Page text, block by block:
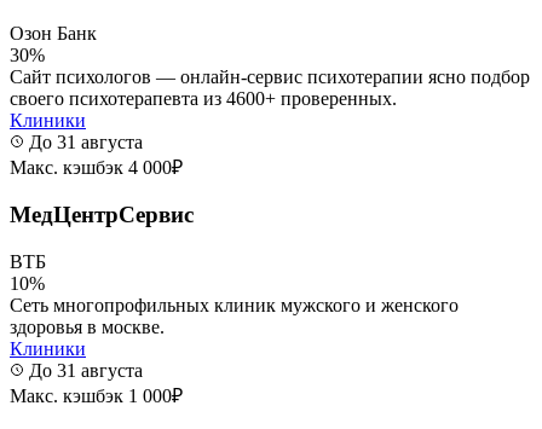
Озон Банк
30%
Сайт психологов — онлайн-сервис психотерапии ясно подбор
своего психотерапевта из 4600+ проверенных.
Клиники
До 31 августа
Макс. кэшбэк 4 000₽
МедЦентрСервис
ВТБ
10%
Сеть многопрофильных клиник мужского и женского
здоровья в москве.
Клиники
До 31 августа
Макс. кэшбэк 1 000₽